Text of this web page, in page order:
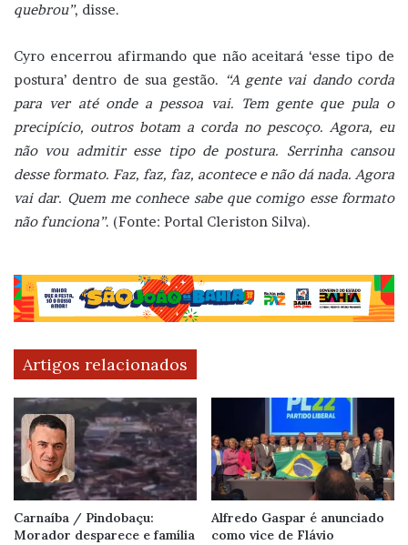
quebrou”, disse.
Cyro encerrou afirmando que não aceitará ‘esse tipo de
postura’ dentro de sua gestão. “A gente vai dando corda
para ver até onde a pessoa vai. Tem gente que pula o
precipício, outros botam a corda no pescoço. Agora, eu
não vou admitir esse tipo de postura. Serrinha cansou
desse formato. Faz, faz, faz, acontece e não dá nada. Agora
vai dar. Quem me conhece sabe que comigo esse formato
não funciona”. (Fonte: Portal Cleriston Silva).
Artigos relacionados
Carnaíba / Pindobaçu:
Morador desparece e família
Alfredo Gaspar é anunciado
como vice de Flávio